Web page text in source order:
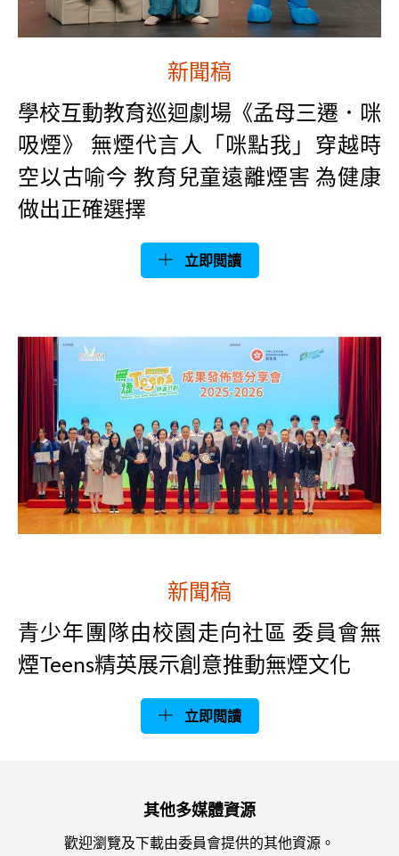
新聞稿
學校互動教育巡迴劇場《孟母三遷．咪
吸煙》 無煙代言人「咪點我」穿越時
空以古喻今 教育兒童遠離煙害 為健康
做出正確選擇
立即閲讀
新聞稿
青少年團隊由校園走向社區 委員會無
煙Teens精英展示創意推動無煙文化
立即閲讀
其他多媒體資源
歡迎瀏覽及下載由委員會提供的其他資源。